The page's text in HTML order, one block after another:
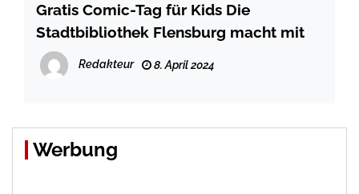
Gratis Comic-Tag für Kids Die
Stadtbibliothek Flensburg macht mit
Redakteur 8. April 2024
Werbung